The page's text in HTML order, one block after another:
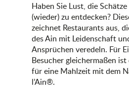
Haben Sie Lust, die
(wieder) zu entdecken?
zeichnet Restaurants aus,
des Ain mit Leidenschaft
Ansprüchen veredeln. Für
Besucher gleichermaßen
für eine Mahlzeit mit dem
l’Ain®.